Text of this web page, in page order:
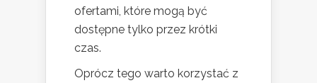
ofertami, które mogą być
dostępne tylko przez krótki
czas.
Oprócz tego warto korzystać z